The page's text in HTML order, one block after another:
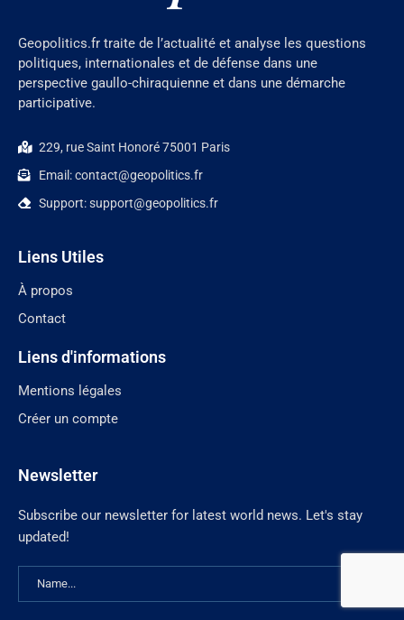
Geopolitics.fr traite de l’actualité et analyse les questions
politiques, internationales et de défense dans une
perspective gaullo-chiraquienne et dans une démarche
participative.
229, rue Saint Honoré 75001 Paris
Email: contact@geopolitics.fr
Support: support@geopolitics.fr
Liens Utiles
À propos
Contact
Liens d'informations
Mentions légales
Créer un compte
Newsletter
Subscribe our newsletter for latest world news. Let's stay
updated!